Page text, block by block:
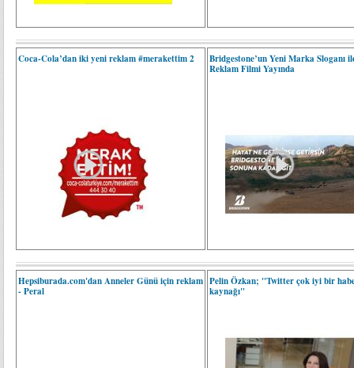
Coca-Cola’dan iki yeni reklam #merakettim 2
Bridgestone’un Yeni Marka Sloganı
Reklam Filmi Yayında
Hepsiburada.com'dan Anneler Günü için reklam
- Peral
Pelin Özkan; "Twitter çok iyi bir
kaynağı"